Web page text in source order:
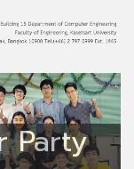
Party